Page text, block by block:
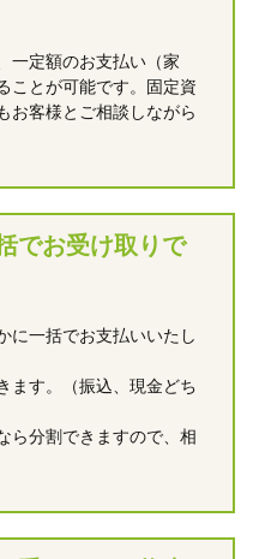
一定額のお支払い（家
ことが可能です。固定資
お客様とご相談しながら
でお受け取りで
に一括でお支払いいたし
ます。（振込、現金どち
ら分割できますので、相